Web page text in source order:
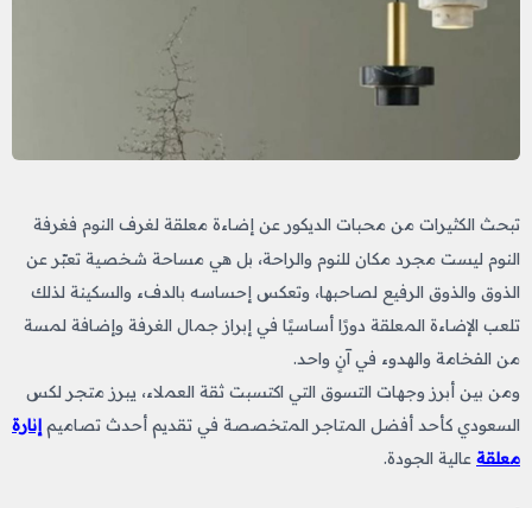
تبحث الكثيرات من محبات الديكور عن إضاءة معلقة لغرف النوم فغرفة
النوم ليست مجرد مكان للنوم والراحة، بل هي مساحة شخصية تعبّر عن
الذوق والذوق الرفيع لصاحبها، وتعكس إحساسه بالدفء والسكينة لذلك
تلعب الإضاءة المعلقة دورًا أساسيًا في إبراز جمال الغرفة وإضافة لمسة
من الفخامة والهدوء في آنٍ واحد.
ومن بين أبرز وجهات التسوق التي اكتسبت ثقة العملاء، يبرز متجر لكس
السعودي كأحد أفضل المتاجر المتخصصة في تقديم أحدث تصاميم إنارة
معلقة عالية الجودة.